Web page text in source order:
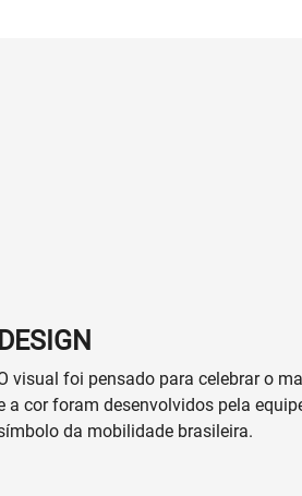
DESIGN
visual foi pensado para celebrar o
a cor foram desenvolvidos pela
da mobilidade brasileira.